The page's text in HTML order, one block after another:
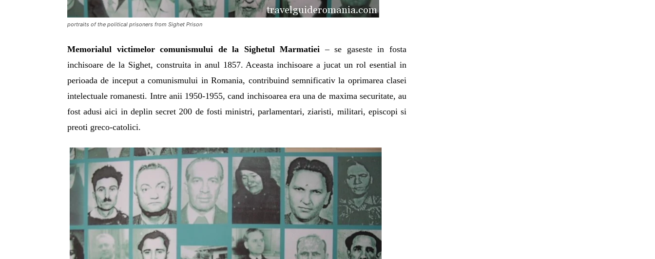
portraits of the political prisoners from Sighet Prison
Memorialul victimelor comunismului de la Sighetul Marmatiei – se gaseste in fosta
inchisoare de la Sighet, construita in anul 1857. Aceasta inchisoare a jucat un rol esential in
perioada de inceput a comunismului in Romania, contribuind semnificativ la oprimarea clasei
intelectuale romanesti. Intre anii 1950-1955, cand inchisoarea era una de maxima securitate, au
fost adusi aici in deplin secret 200 de fosti ministri, parlamentari, ziaristi, militari, episcopi si
preoti greco-catolici.